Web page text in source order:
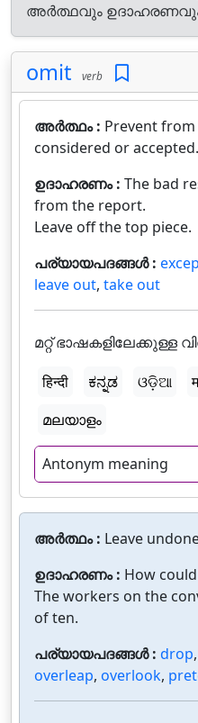
അർത്ഥവും
omit verb
അർത്ഥം : Prevent
considered or accepted.
ഉദാഹരണം : The bad
from the report.
Leave off the top piece.
പര്യായപദങ്ങൾ :
leave out, take out
മറ്റ് ഭാഷകളിലേക്കുള്ള
हिन्दी
ಕನ್ನಡ ଓଡ଼ିଆ
മലയാളം
Antonym meaning
അർത്ഥം : Leave
ഉദാഹരണം : How
The workers on the
of ten.
പര്യായപദങ്ങൾ : drop,
overleap, overlook,